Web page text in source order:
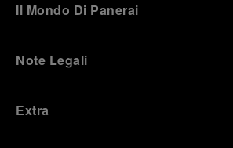
Il Mondo Di Panerai
Note Legali
Extra